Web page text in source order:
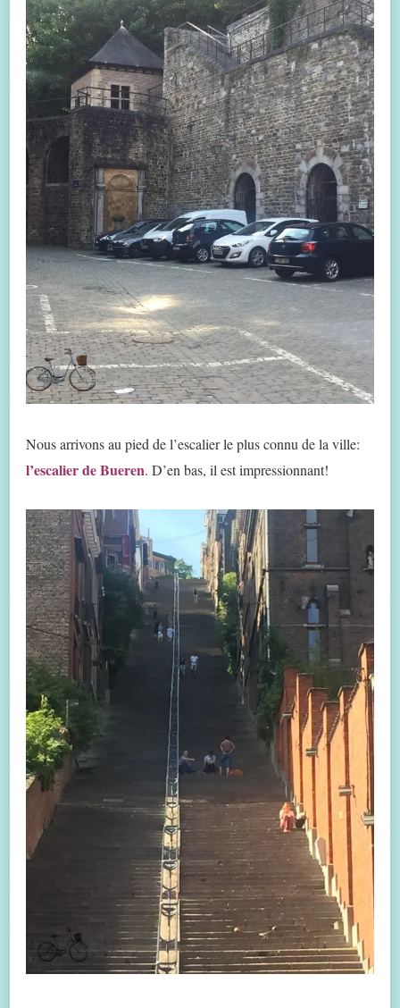
Nous arrivons au pied de l’escalier le plus connu de la ville:
l’escalier de Bueren. D’en bas, il est impressionnant!